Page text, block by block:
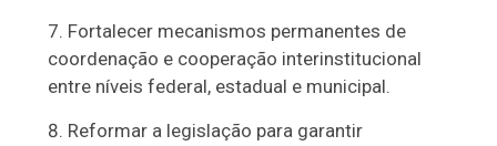
Fortalecer mecanismos permanentes de
coordenação e cooperação interinstitucional
entre níveis federal, estadual e municipal.
Reformar a legislação para garantir